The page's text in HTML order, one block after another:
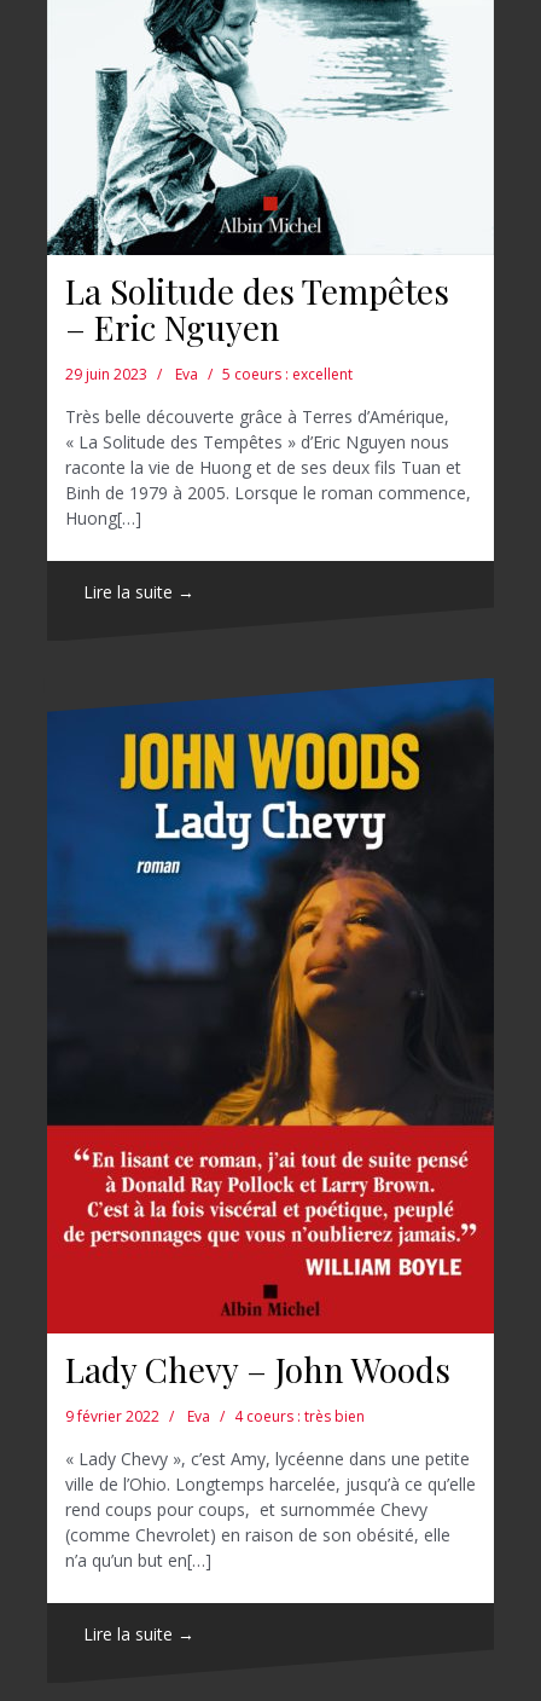
La Solitude des Tempêtes
– Eric Nguyen
29 juin 2023 Eva 5 coeurs : excellent
Très belle découverte grâce à Terres d’Amérique,
« La Solitude des Tempêtes » d’Eric Nguyen nous
raconte la vie de Huong et de ses deux fils Tuan et
Binh de 1979 à 2005. Lorsque le roman commence,
Huong[…]
Lire la suite →
Lady Chevy – John Woods
9 février 2022 Eva 4 coeurs : très bien
« Lady Chevy », c’est Amy, lycéenne dans une petite
ville de l’Ohio. Longtemps harcelée, jusqu’à ce qu’elle
rend coups pour coups, et surnommée Chevy
(comme Chevrolet) en raison de son obésité, elle
n’a qu’un but en[…]
Lire la suite →